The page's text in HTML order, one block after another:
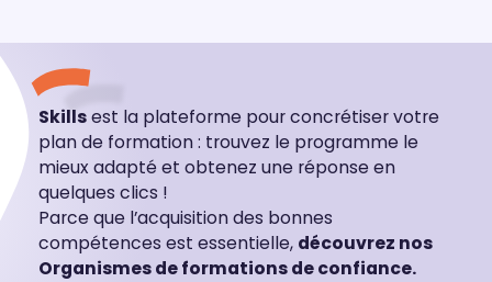
Skillsest la plateforme pour concrétiser votre
plan de formation : trouvez le programme le
mieux adapté et obtenez une réponse en
quelques clics !
Parce que l’acquisition des bonnes
compétences est essentielle, découvrez nos
Organismes de formations de confiance.